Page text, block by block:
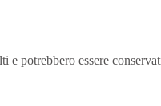
e potrebbero essere